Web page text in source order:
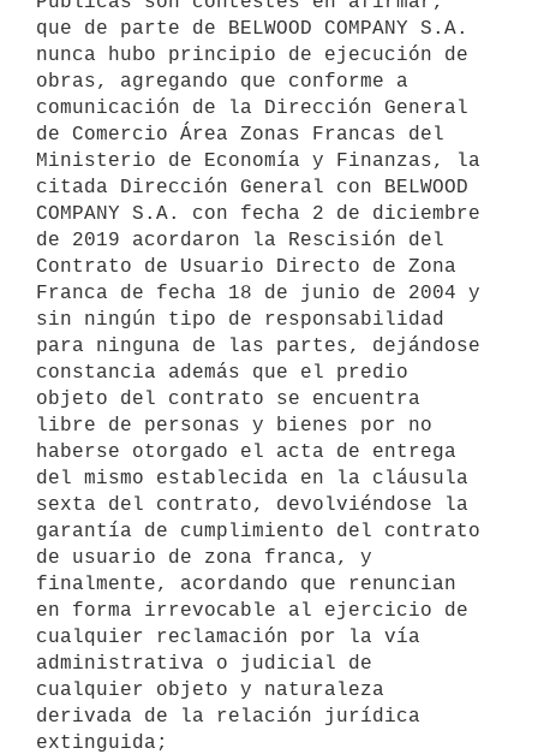
que de parte de BELWOOD COMPANY S.A.
nunca hubo principio de ejecución de
obras, agregando que conforme a
comunicación de la Dirección General
de Comercio Área Zonas Francas del
Ministerio de Economía y Finanzas, la
citada Dirección General con BELWOOD
COMPANY S.A. con fecha 2 de diciembre
de 2019 acordaron la Rescisión del
Contrato de Usuario Directo de Zona
Franca de fecha 18 de junio de 2004 y
sin ningún tipo de responsabilidad
para ninguna de las partes, dejándose
constancia además que el predio
objeto del contrato se encuentra
libre de personas y bienes por no
haberse otorgado el acta de entrega
del mismo establecida en la cláusula
sexta del contrato, devolviéndose la
garantía de cumplimiento del contrato
de usuario de zona franca, y
finalmente, acordando que renuncian
en forma irrevocable al ejercicio de
cualquier reclamación por la vía
administrativa o judicial de
cualquier objeto y naturaleza
derivada de la relación jurídica
extinguida;